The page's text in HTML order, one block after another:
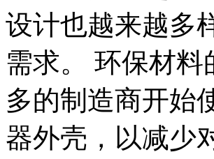
设计也越来越多
需求。 环保材
多的制造商开始
器外壳，以减少